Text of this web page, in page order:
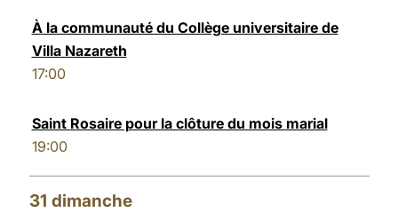
À la communauté du Collège universitaire de
Villa Nazareth
17:00
Saint Rosaire pour la clôture du mois marial
19:00
31 dimanche